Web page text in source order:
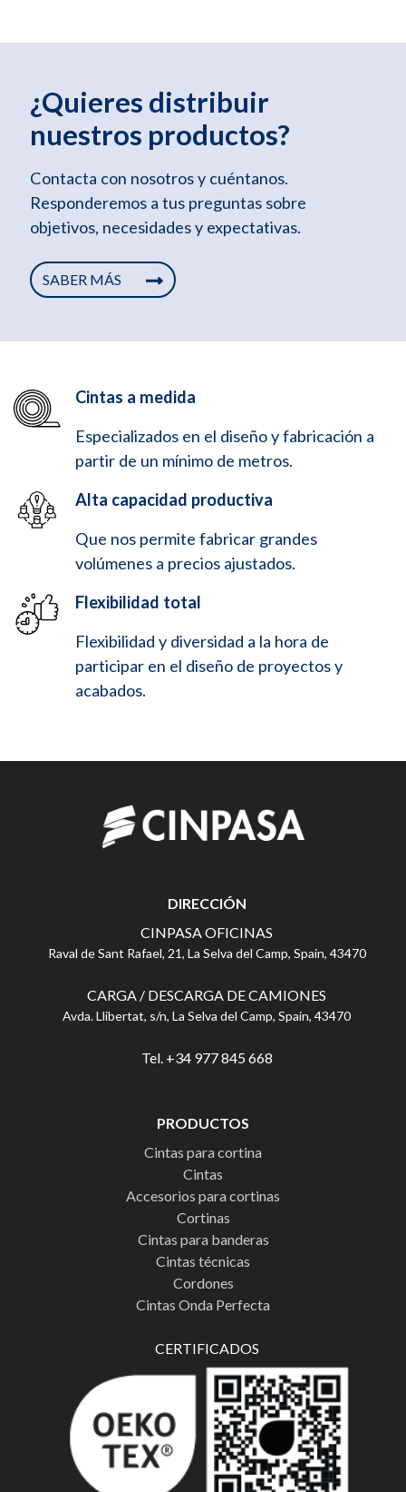
¿Quieres distribuir
nuestros productos?
Contacta con nosotros y cuéntanos.
Responderemos a tus preguntas sobre
objetivos, necesidades y expectativas.
SABER MÁS
Cintas a medida
Especializados en el diseño y fabricación a
partir de un mínimo de metros.
Alta capacidad productiva
Que nos permite fabricar grandes
volúmenes a precios ajustados.
Flexibilidad total
Flexibilidad y diversidad a la hora de
participar en el diseño de proyectos y
acabados.
DIRECCIÓN
CINPASA OFICINAS
Raval de Sant Rafael, 21, La Selva del Camp, Spain, 43470
CARGA / DESCARGA DE CAMIONES
Avda. Llibertat, s/n, La Selva del Camp, Spain, 43470
Tel. +34 977 845 668
PRODUCTOS
Cintas para cortina
Cintas
Accesorios para cortinas
Cortinas
Cintas para banderas
Cintas técnicas
Cordones
Cintas Onda Perfecta
CERTIFICADOS